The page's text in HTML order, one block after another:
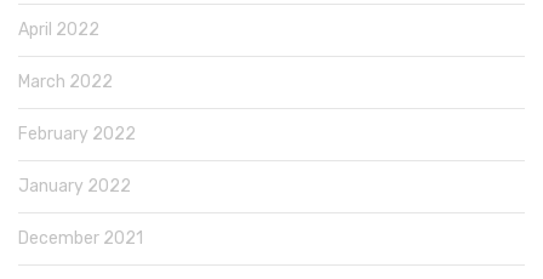
April 2022
March 2022
February 2022
January 2022
December 2021